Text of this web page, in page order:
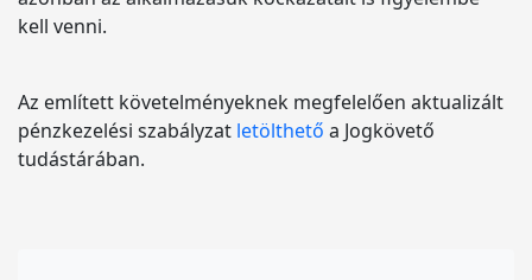
kell venni.
Az említett követelményeknek megfelelően aktualizált
pénzkezelési szabályzat letölthető a Jogkövető
tudástárában.